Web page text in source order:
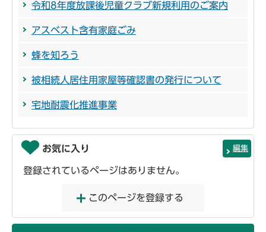
令和8年度放課後児童クラブ新規利用のご案内
アスベスト含有家庭ごみ
蜂を知ろう
被相続人居住用家屋等確認書の発行について
宅地耐震化推進事業
お気に入り 編集
登録されているページはありません。
このページを登録する